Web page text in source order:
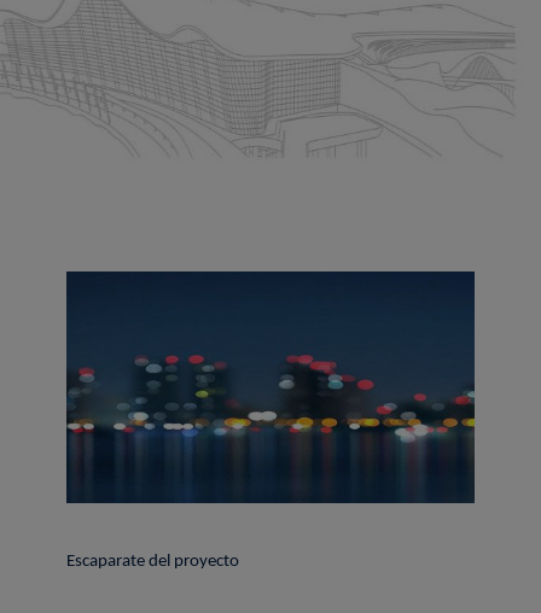
Escaparate del proyecto